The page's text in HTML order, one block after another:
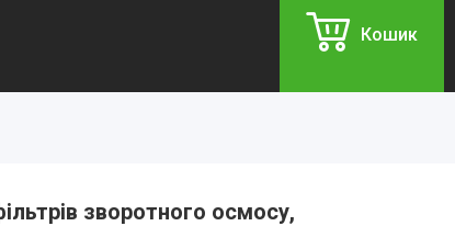
Кошик
зворотного осмосу,